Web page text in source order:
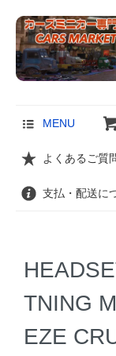
MENU
よくあるご質
支払・配送に
TNING
EZE